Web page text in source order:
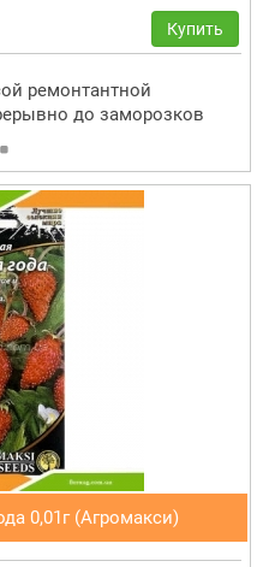
Купить
ремонтантной
до заморозков
0,01г (Агромакси)